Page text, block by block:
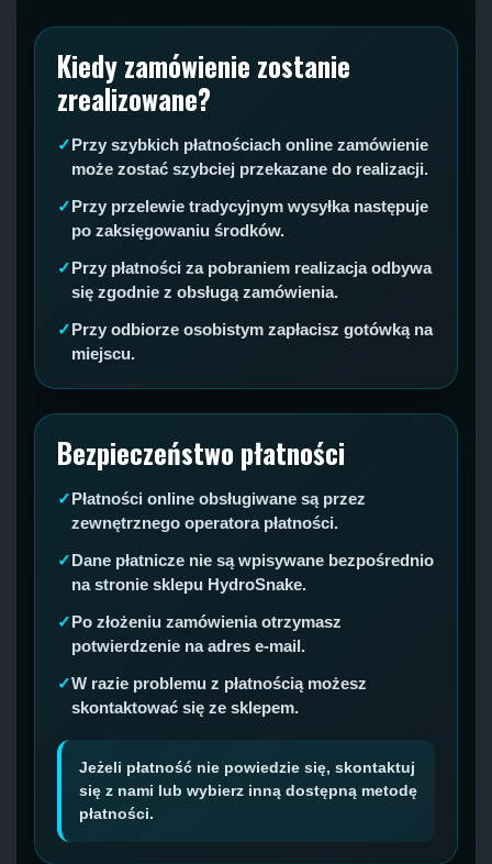
Kiedy zamówienie zostanie
zrealizowane?
Przy szybkich płatnościach online zamówienie
może zostać szybciej przekazane do realizacji.
Przy przelewie tradycyjnym wysyłka następuje
po zaksięgowaniu środków.
Przy płatności za pobraniem realizacja odbywa
się zgodnie z obsługą zamówienia.
Przy odbiorze osobistym zapłacisz gotówką na
miejscu.
Bezpieczeństwo płatności
Płatności online obsługiwane są przez
zewnętrznego operatora płatności.
Dane płatnicze nie są wpisywane bezpośrednio
na stronie sklepu HydroSnake.
Po złożeniu zamówienia otrzymasz
potwierdzenie na adres e-mail.
W razie problemu z płatnością możesz
skontaktować się ze sklepem.
Jeżeli płatność nie powiedzie się, skontaktuj
się z nami lub wybierz inną dostępną metodę
płatności.